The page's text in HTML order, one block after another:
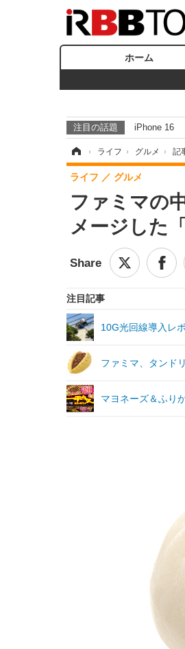
ホーム
注目の話題 iPhone 16
› ライフ › グルメ › 記
ファミマの
メージした
ライフ グルメ
注目記事
10G光回線導入レポ
ファミマ、タンド
マヨネーズ＆ふり